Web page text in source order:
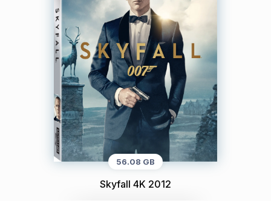
56.08 GB
Skyfall 4K 2012